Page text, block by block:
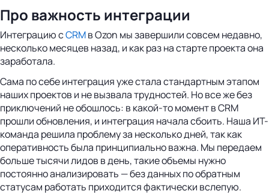
Про важность интеграции
Интеграцию сCRMв Ozon мы завершили совсем недавно,
несколько месяцев назад, и как раз на старте проекта она
заработала.
Сама по себе интеграция уже стала стандартным этапом
наших проектов и не вызвала трудностей. Но все же без
приключений не обошлось: в какой-то момент в CRM
прошли обновления, и интеграция начала сбоить. Наша ИТ-
команда решила проблему за несколько дней, так как
оперативность была принципиально важна. Мы передаем
больше тысячи лидов в день, такие объемы нужно
постоянно анализировать — без данных по обратным
статусам работать приходится фактически вслепую.